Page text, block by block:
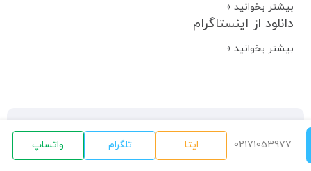
02171053977 ایتا تلگرام واتساپ
بیشتر بخوانید »
دانلود از اینستاگرام
بیشتر بخوانید »
درباره پلاسینگ